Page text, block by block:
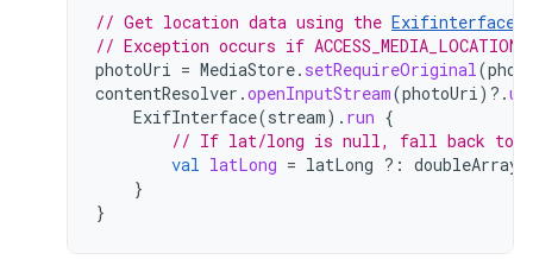
// Get location data using the Exifinterface
// Exception occurs if
photoUri = MediaStore. setRequireOriginal(
contentResolver .openInputStream(photoUri) ?.
ExifInterface(stream). run {
// If lat/long is null, fall back to
val latLong = latLong ?:
}
}